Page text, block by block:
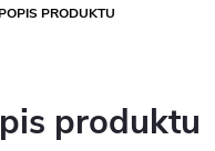
PRODUKTU
produktu